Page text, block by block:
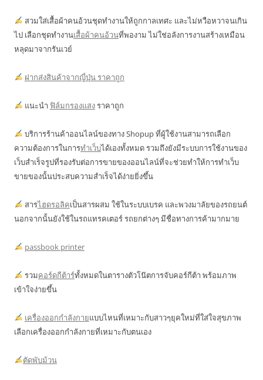
สวมใส่เสื้อผ้าคนอ้วนชุดทำงานให้ถูกกาลเทศะ และไม่หวือหวาจนเกิน
ไป เลือกชุดทำงานเสื้อผ้าคนอ้วนที่พองาม ไม่ใช่อลังการงานสร้างเหมือน
หลุดมาจากรันเวย์
ฝากส่งสินค้าจากญี่ปุ่น ราคาถูก
แนะนำ ฟิล์มกรองแสงราคาถูก
บริการร้านค้าออนไลน์ของทาง Shopup ที่ผู้ใช้งานสามารถเลือก
ความต้องการในการทำเว็บได้เองทั้งหมด รวมถึงยังมีระบบการใช้งานของ
เว็บสำเร็จรูปที่รองรับต่อการขายของออนไลน์ที่จะช่วยทำให้การทำเว็บ
ขายของนั้นประสบความสำเร็จได้ง่ายยิ่งขึ้น
สารไฮดรอลิคเป็นสารผสม ใช้ในระบบเบรค และพวงมาลัยของรถยนต์
นอกจากนั้นยังใช้ในรถแทรคเตอร์ รถยกต่างๆ มีชื่อทางการค้ามากมาย
passbook printer
รวมคอร์ดกีต้าร์ทั้งหมดในตารางตัวโน๊ตการจับคอร์กีต้า พร้อมภาพ
เข้าใจง่ายขึ้น
เครื่องออกกำลังกายแบบไหนที่เหมาะกับสาวๆยุคใหม่ที่ใส่ใจสุขภาพ
เลือกเครื่องออกกำลังกายที่เหมาะกับตนเอง
ตัดพับม้วน